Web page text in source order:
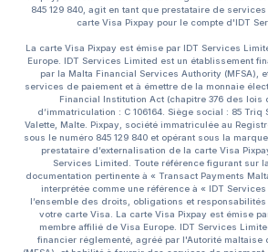
845 129 840, agit en tant que prestataire de
carte Visa Pixpay pour le compte d'IDT
La carte Visa Pixpay est émise par IDT Services
Europe. IDT Services Limited est un établissement
par la Malta Financial Services Authority (MFSA),
services de paiement et à émettre de la monnaie
Financial Institution Act (chapitre 376 des lois
d’immatriculation : C 106164. Siège social : 85 Triq
Valette, Malte. Pixpay, société immatriculée au
sous le numéro 845 129 840 et opérant sous la
prestataire d’externalisation de la carte Visa
Services Limited. Toute référence figurant sur
documentation pertinente à « Transact Payments
interprétée comme une référence à « IDT
l’ensemble des droits, obligations et responsabilités
votre carte Visa. La carte Visa Pixpay est émise
membre affilié de Visa Europe. IDT Services
financier réglementé, agréé par l'Autorité maltaise